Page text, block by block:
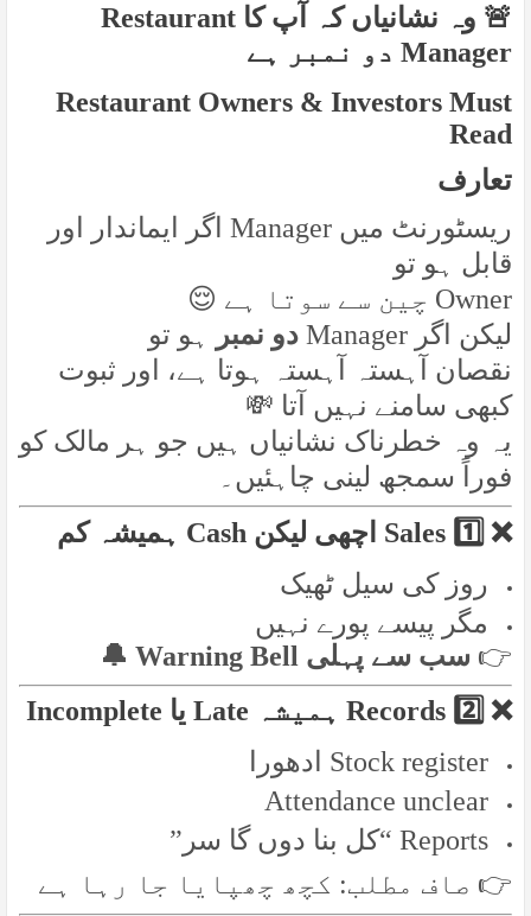
🚨
وہ نشانیاں کہ آپ کا Restaurant
Manager دو نمبر ہے
Restaurant Owners & Investors Must
Read
تعارف
ریسٹورنٹ میں Manager اگر ایماندار اور
قابل ہو تو
Owner چین سے سوتا ہے 😌
لیکن اگر Manager
دو نمبر
ہو تو
نقصان آہستہ آہستہ ہوتا ہے، اور ثبوت
کبھی سامنے نہیں آتا 💸
یہ وہ خطرناک نشانیاں ہیں جو ہر مالک کو
فوراً سمجھ لینی چاہئیں۔
❌ 1️⃣ Sales اچھی لیکن Cash ہمیشہ کم
روز کی سیل ٹھیک
مگر پیسے پورے نہیں
👉 سب سے پہلی Warning Bell 🔔
❌ 2️⃣ Records ہمیشہ Late یا Incomplete
Stock register ادھورا
Attendance unclear
Reports “کل بنا دوں گا سر”
👉 صاف مطلب: کچھ چھپایا جا رہا ہے